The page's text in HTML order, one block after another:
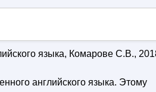
языка, Комарове С.В.,
английского языка. Этому